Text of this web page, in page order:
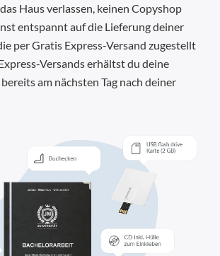
Haus verlassen, keinen Copyshop
entspannt auf die Lieferung deiner
per Gratis Express-Versand zugestellt
Versands erhältst du deine
am nächsten Tag nach deiner